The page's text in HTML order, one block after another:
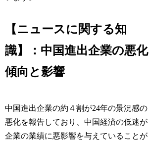
【ニュースに関する知
識】：中国進出企業の悪化
傾向と影響
中国進出企業の約４割が24年の景況感の
悪化を報告しており、中国経済の低迷が
企業の業績に悪影響を与えていることが